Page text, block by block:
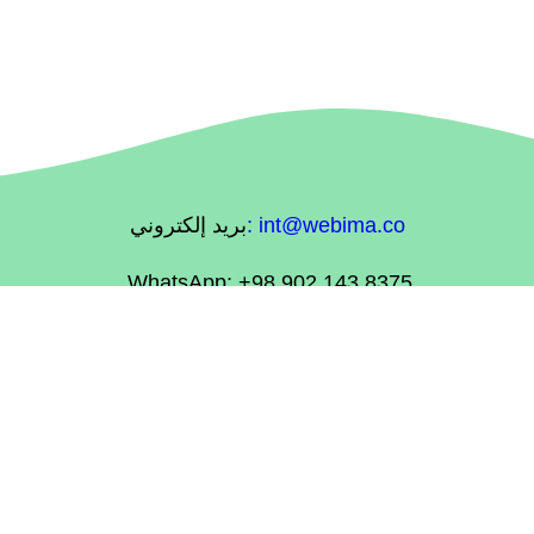
بريد إلكتروني: int@webima.co
WhatsApp: +98 902 143 8375